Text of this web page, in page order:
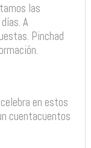
las
A
Pinchad
en estos
cuentacuentos